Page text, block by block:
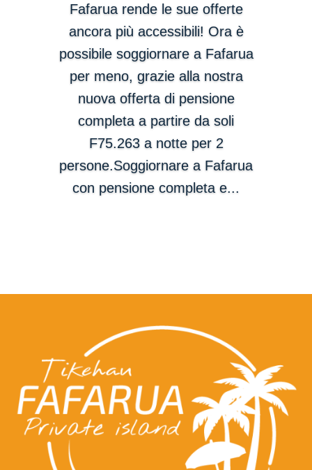
Fafarua rende le sue offerte
ancora più accessibili! Ora è
possibile soggiornare a Fafarua
per meno, grazie alla nostra
nuova offerta di pensione
completa a partire da soli
F75.263 a notte per 2
persone.Soggiornare a Fafarua
con pensione completa e...